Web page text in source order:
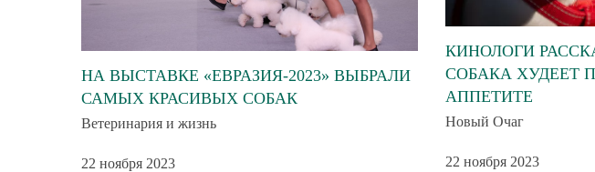
НА ВЫСТАВКЕ «ЕВРАЗИЯ-2023» ВЫБРАЛИ
САМЫХ КРАСИВЫХ СОБАК
Ветеринария и жизнь
22 ноября 2023
КИНОЛОГИ
СОБАКА ХУДЕЕТ
АППЕТИТЕ
Новый Очаг
22 ноября 2023